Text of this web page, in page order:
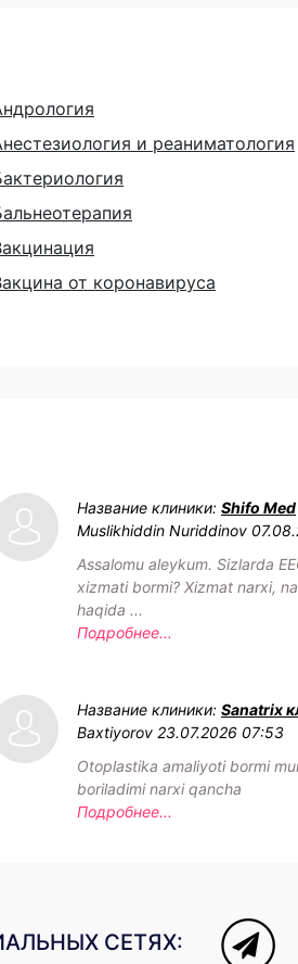
и реаниматология
от коронавируса
Название клиники: Shifo Med
Muslikhiddin Nuriddinov
Assalomu aleykum. Sizlarda
xizmati bormi? Xizmat narxi,
haqida ...
Подробнее...
Название клиники: Sanatrix
Baxtiyorov 23.07.2026 07:53
Otoplastika amaliyoti bormi
boriladimi narxi qancha
Подробнее...
СЕТЯХ: